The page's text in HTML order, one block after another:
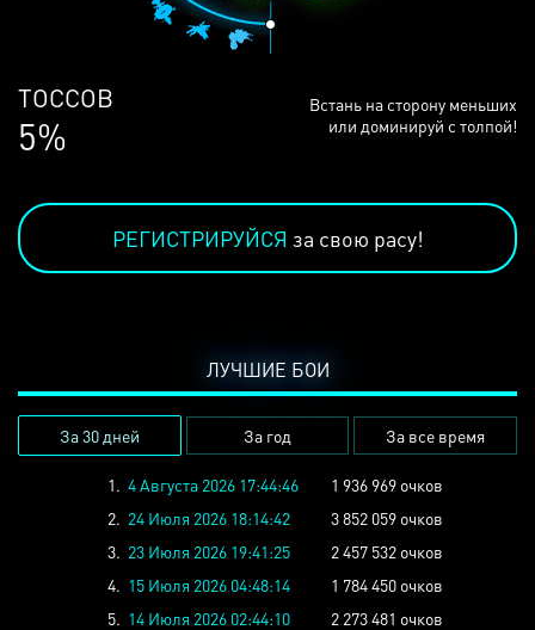
ЛЮДЕЙ
68%
Встань на сторону меньших
или доминируй с толпой!
РЕГИСТРИРУЙСЯ за свою расу!
ЛУЧШИЕ БОИ
За 30 дней За год За все время
1. 4 Августа 2026 17:44:46
1 936 969 очков
2. 24 Июля 2026 18:14:42
3 852 059 очков
3. 23 Июля 2026 19:41:25
2 457 532 очков
4. 15 Июля 2026 04:48:14
1 784 450 очков
5. 14 Июля 2026 02:44:10
2 273 481 очков